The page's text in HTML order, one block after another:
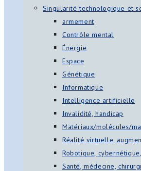
Singularité technologique et
armement
Contrôle mental
Énergie
Espace
Génétique
Informatique
Intelligence artificielle
Invalidité, handicap
Matériaux/molécules/
Réalité virtuelle,
Robotique,
Santé, médecine,